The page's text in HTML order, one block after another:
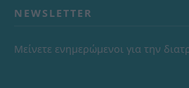
NEWSLETTER
Μείνετε ενημερώμενοι για την